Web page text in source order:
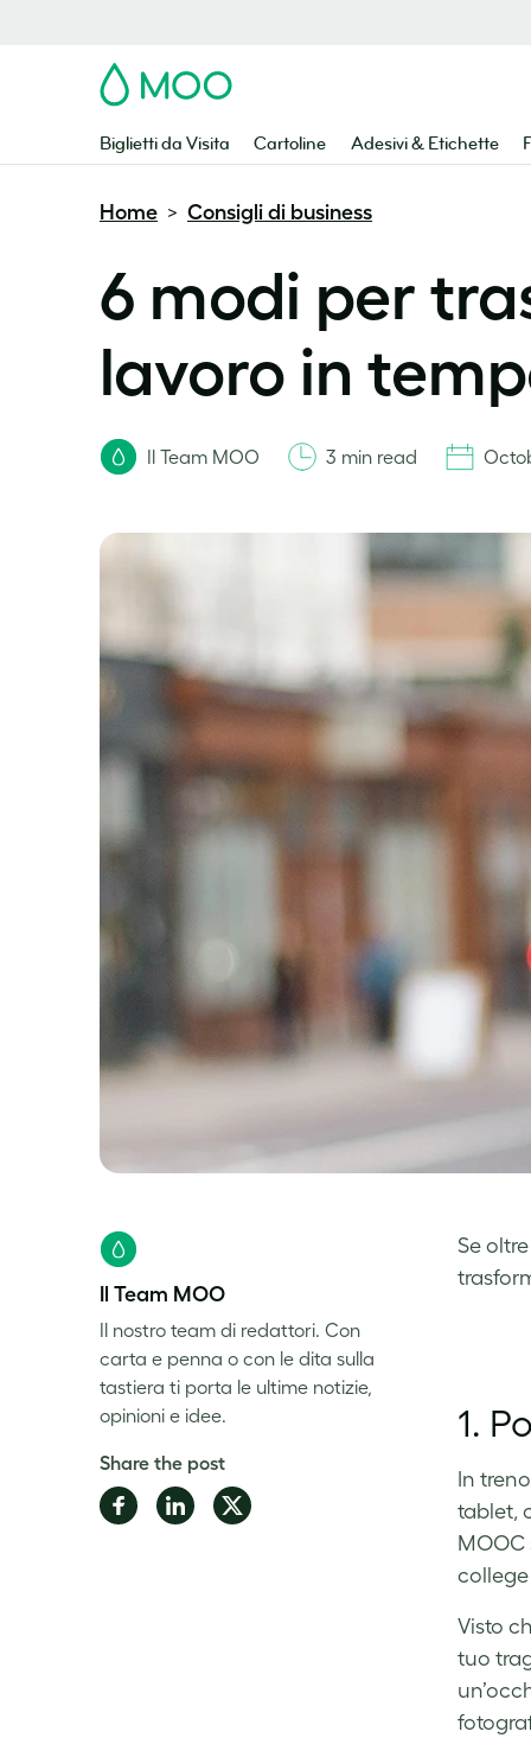
MOO
Biglietti da Visita Cartoline Adesivi & Etichette
Home > Consigli di business
6 modi per
lavoro in
Il Team MOO 3 min read
Se
1.
In
tablet,
Visto
tuo
Il Team MOO
Il nostro team di redattori. Con
carta e penna o con le dita sulla
tastiera ti porta le ultime notizie,
opinioni e idee.
Share the post
Share Share Share